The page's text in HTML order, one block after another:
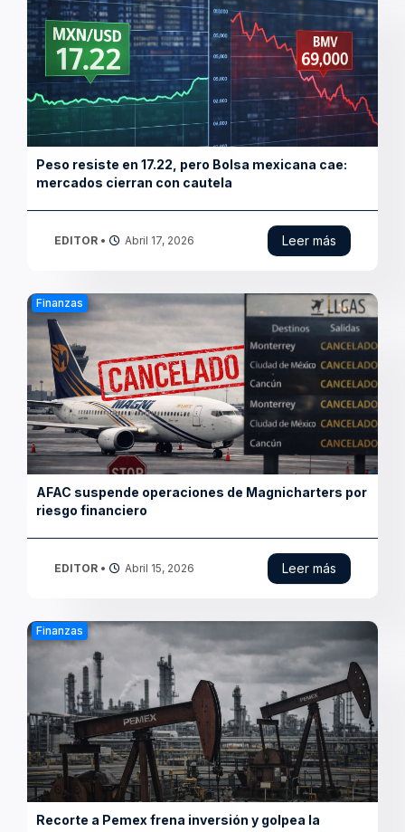
AFAC suspende operaciones de Magnicharters por
riesgo financiero
EDITOR• Abril 15, 2026 Leer más
Recorte a Pemex frena inversión y golpea la
economía
EDITOR • Abril 14, 2026 Leer más
Tren Maya gasta casi ocho veces más de lo que
ingresa en 2025
EDITOR• Marzo 31, 2026 Leer más